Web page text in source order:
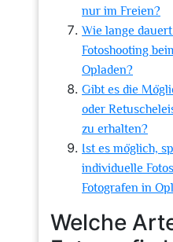
nur im Freien?
Wie lange
Fotoshooting
Opladen?
Gibt es die
oder
zu erhalten?
Ist es möglich,
individuelle
Fotografen in
Welche